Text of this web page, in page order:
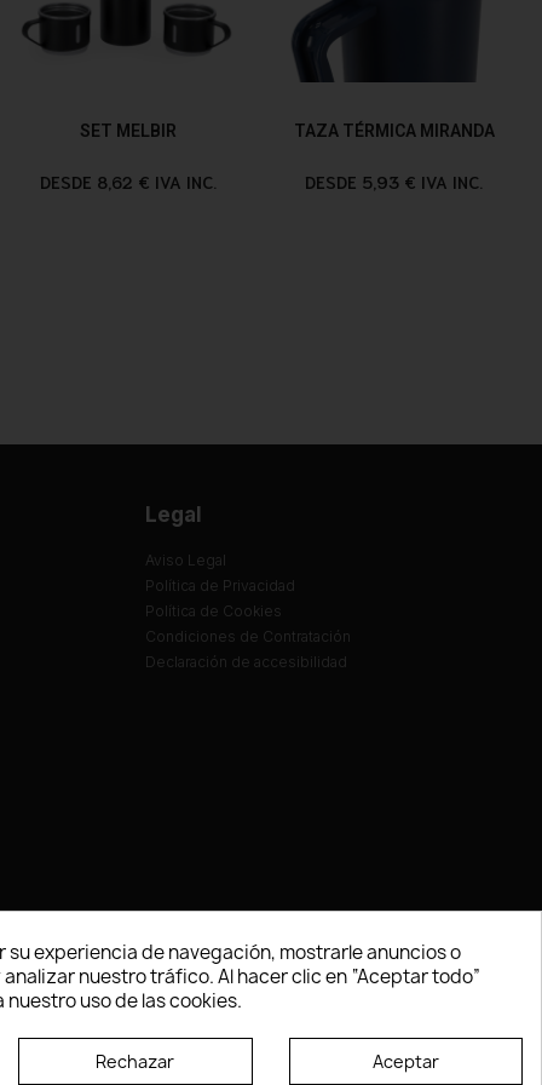
SET MELBIR
DESDE 8,62 € IVA INC.
TAZA TÉRMICA MIRANDA
DESDE 5,93 € IVA INC.
Legal
Aviso Legal
Política de Privacidad
Política de Cookies
Condiciones de Contratación
Declaración de accesibilidad
su experiencia de navegación, mostrarle anuncios o
nuestro tráfico. Al hacer clic en “Aceptar todo”
uso de las cookies.
Rechazar Aceptar